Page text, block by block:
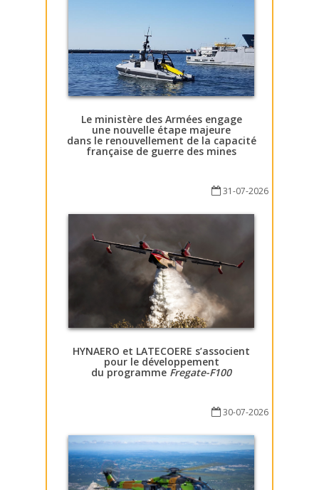
Le ministère des Armées engage
une nouvelle étape majeure
dans le renouvellement de la capacité
française de guerre des mines
31-07-2026
HYNAERO et LATECOERE s’associent
pour le développement
du programme Fregate-F100
30-07-2026